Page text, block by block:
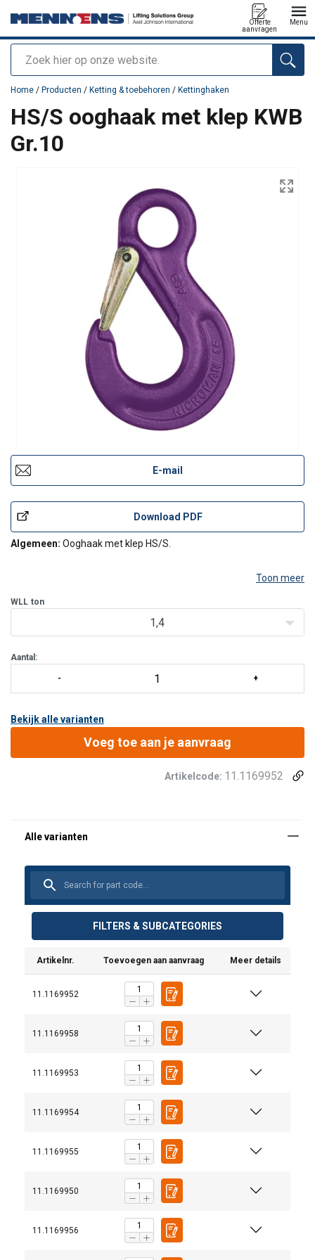
Zoeken
Offerte
aanvragen
Menu
toegevoegd aan uw offerte
Home / Producten / Ketting & toebehoren / Kettinghaken
HS/S ooghaak met klep KWB
Gr.10
E-mail
Download PDF
Algemeen: Ooghaak met klep HS/S.
Toon meer
WLL ton
1,4
Aantal:
Bekijk alle varianten
Voeg toe aan je aanvraag
Artikelcode: 11.1169952
FILTERS & SUBCATEGORIES
Artikelnr. Toevoegen aan aanvraag Meer details
11.1169952
11.1169958
11.1169953
11.1169954
11.1169955
11.1169950
11.1169956
Materiaal:
Temperatuursbereik:
Afwerking: